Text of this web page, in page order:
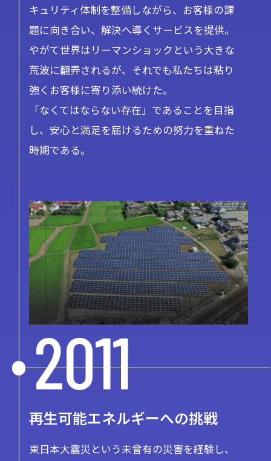
キュリティ体制を整備しながら、お客様の課
題に向き合い、解決へ導くサービスを提供。
やがて世界はリーマンショックという大きな
荒波に翻弄されるが、それでも私たちは粘り
強くお客様に寄り添い続けた。
「なくてはならない存在」であることを目指
し、安心と満足を届けるための努力を重ねた
時期である。
2011
再生可能エネルギーへの挑戦
東日本大震災という未曾有の災害を経験し、